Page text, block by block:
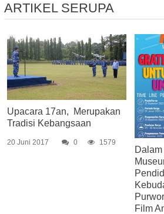
ARTIKEL SERUPA
Upacara 17an, Merupakan
Tradisi Kebangsaan
20 Juni 2017 0 1579
Film